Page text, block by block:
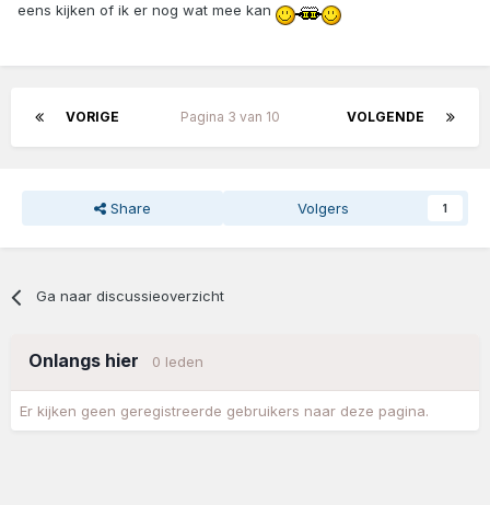
eens kijken of ik er nog wat mee kan
VORIGE VOLGENDE
Pagina 3 van 10
Share Volgers 1
Ga naar discussieoverzicht
Onlangs hier 0 leden
Er kijken geen geregistreerde gebruikers naar deze pagina.